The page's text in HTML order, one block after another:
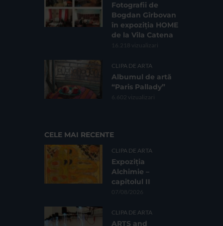
Fotografii de
Bogdan Gîrbovan
în expoziția HOME
de la Vila Catena
16.218 vizualizari
CLIPA DE ARTA
Albumul de artă
“Paris Pallady”
6.602 vizualizari
CELE MAI RECENTE
CLIPA DE ARTA
Expoziția
Alchimie –
capitolul II
07/08/2026
CLIPA DE ARTA
ARTS and